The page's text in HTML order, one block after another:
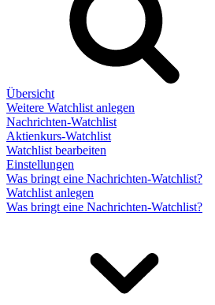
Übersicht
Weitere Watchlist anlegen
Nachrichten-Watchlist
Aktienkurs-Watchlist
Watchlist bearbeiten
Einstellungen
Was bringt eine Nachrichten-Watchlist?
Watchlist anlegen
Was bringt eine Nachrichten-Watchlist?